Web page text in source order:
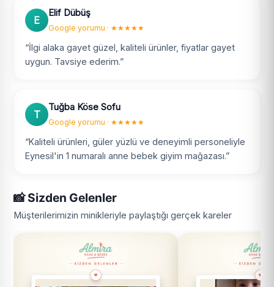
E
Elif Dübüş
Google yorumu · ★★★★★
“İlgi alaka gayet güzel, kaliteli ürünler, fiyatlar gayet
uygun. Tavsiye ederim.”
T
Tuğba Köse Sofu
Google yorumu · ★★★★★
“Kaliteli ürünleri, güler yüzlü ve deneyimli personeliyle
Eynesil'in 1 numaralı anne bebek giyim mağazası.”
📸 Sizden Gelenler
Müşterilerimizin minikleriyle paylaştığı gerçek kareler